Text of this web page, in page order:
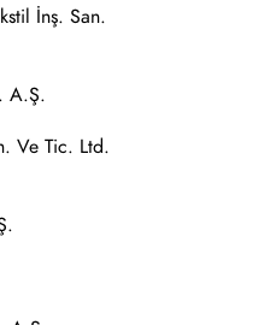
İnş. San.
A.Ş.
Ve Tic. Ltd.